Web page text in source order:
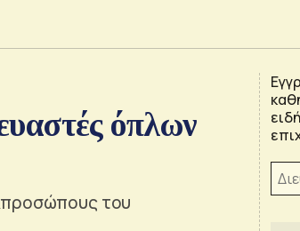
όπλων
του